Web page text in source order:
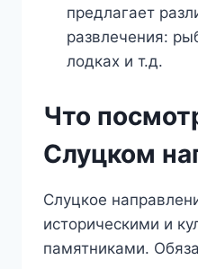
предлагает
развлечения:
лодках и т.д.
Что
Слуцком
Слуцкое
историческими и
памятниками.